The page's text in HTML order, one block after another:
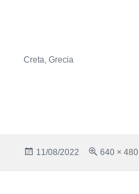
Creta, Grecia
Publicado
11/08/2022
Tamaño
640 × 480